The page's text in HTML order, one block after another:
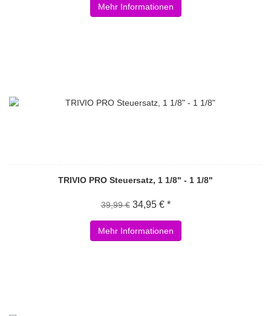
Mehr Informationen
TRIVIO PRO Steuersatz, 1 1/8" - 1 1/8"
39,99 € 34,95 € *
Mehr Informationen